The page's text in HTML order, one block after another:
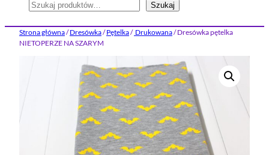
Szukaj
Strona główna/Dresówka/Pętelka/ Drukowana/ Dresówka pętelka
NIETOPERZE NA SZARYM